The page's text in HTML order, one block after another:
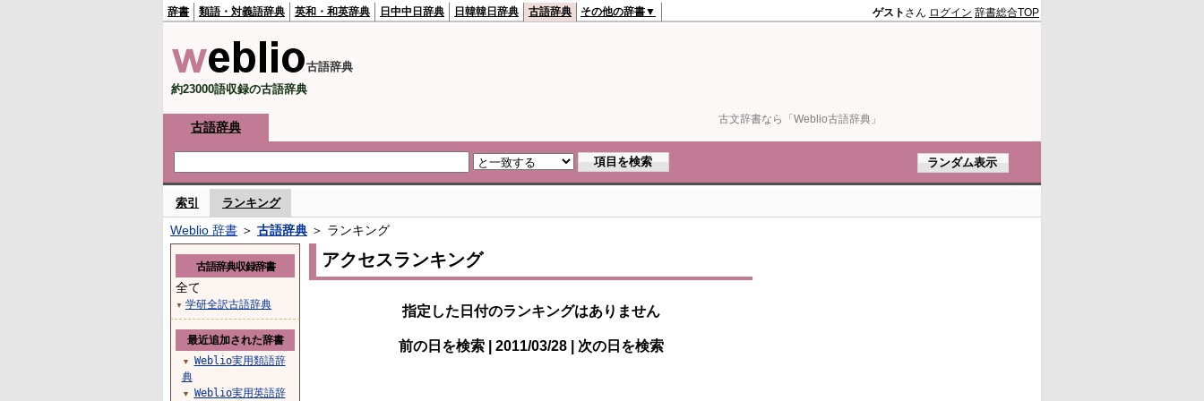
古文辞書なら「Weblio古語辞典」
辞書 類語・対義語辞典 英和・和英辞典 日中中日辞典 日韓韓日辞典 古語辞典 その他の辞書▼ ゲスト さん ログイン 辞書総合TOP
古語辞典
約23000語収録の古語辞典
古語辞典
索引 ランキング
Weblio 辞書 ＞ 古語辞典 ＞ ランキング
アクセスランキング
指定した日付のランキングはありません
前の日を検索 | 2011/03/28 | 次の日を検索
古語辞典収録辞書
全て
▼ 学研全訳古語辞典
最近追加された辞書
▼
Weblio実用類語辞
典
▼ Weblio実用英語辞